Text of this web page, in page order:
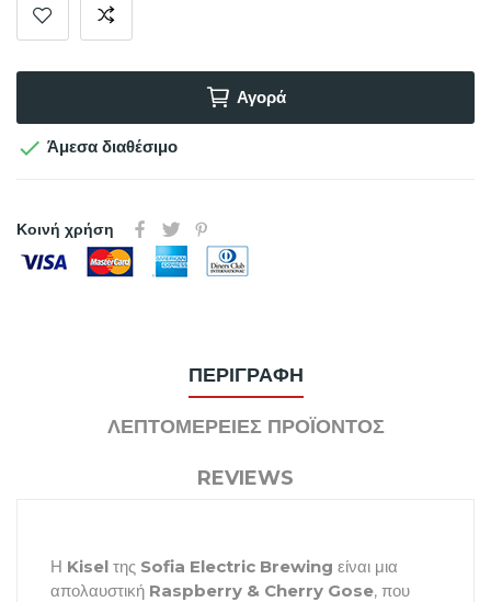
Αγορά
 Άμεσα διαθέσιμο
Κοινή χρήση
ΠΕΡΙΓΡΑΦΉ
ΛΕΠΤΟΜΈΡΕΙΕΣ ΠΡΟΪΌΝΤΟΣ
REVIEWS
Η Kisel της Sofia Electric Brewing είναι μια
απολαυστική Raspberry & Cherry Gose, που